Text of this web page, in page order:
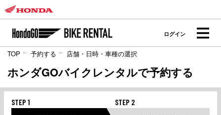
ログイン
TOP 予約する 店舗・日時・車種の選択
ホンダGOバイクレンタルで予約する
STEP 1 STEP 2